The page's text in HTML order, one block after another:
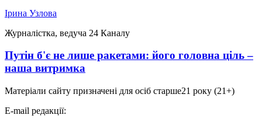
Ірина Узлова
Журналістка, ведуча 24 Каналу
Путін б'є не лише ракетами: його головна ціль –
наша витримка
Матеріали сайту призначені для осіб старше21 року (21+)
E-mail редакції: